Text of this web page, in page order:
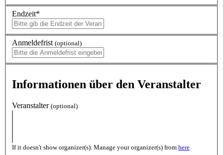
Endzeit*
Anmeldefrist (optional)
Informationen über den Veranstalter
Veranstalter (optional)
If it doesn't show organizer(s). Manage your organizer(s) from here